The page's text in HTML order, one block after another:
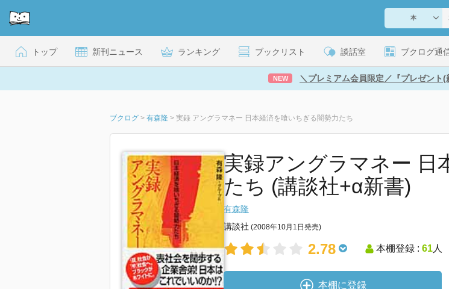
トップ 新刊ニュース ランキング ブックリスト 談話室 ブクログ通
NEW ＼プレミアム会員限定／『プレゼント(
ブクログ > 有森隆 > 実録 アングラマネー 日本経済を喰いちぎる闇勢力たち
実録アングラマネー 日
たち (講談社+α新書)
有森隆
講談社 (2008年10月1日発売)
2.78 本棚登録 : 61人
本棚に登録